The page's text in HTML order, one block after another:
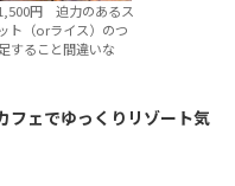
円 迫力のあるス
ト（orライス）のつ
すること間違いな
フェでゆっくりリゾート気